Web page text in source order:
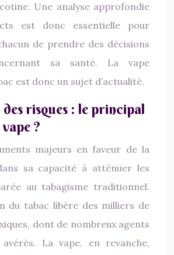
Une analyse approfondie
est donc essentielle pour
de prendre des décisions
sa santé. La vape
est donc un sujet d’actualité.
risques : le principal
?
majeurs en faveur de la
sa capacité à atténuer les
au tabagisme traditionnel.
du tabac libère des milliers de
dont de nombreux agents
avérés. La vape, en revanche,